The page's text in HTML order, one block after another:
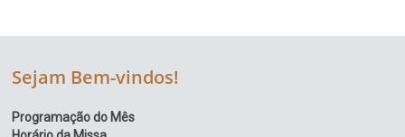
Sejam Bem-vindos!
Programação do Mês